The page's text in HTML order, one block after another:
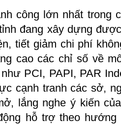
công lớn nhất trong
đang xây dựng
tiết giảm chi phí
cao các chỉ số về
PCI, PAPI, PAR
cạnh tranh các sở,
lắng nghe ý kiến
hỗ trợ theo